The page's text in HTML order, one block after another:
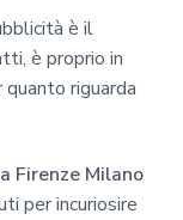
è il
è proprio in
riguarda
Firenze Milano
per incuriosire